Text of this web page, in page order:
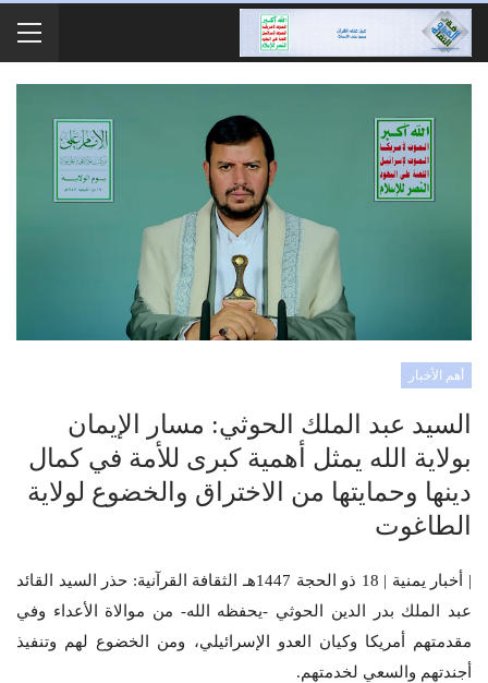
أهم الأخبار
السيد عبد الملك الحوثي: مسار الإيمان
بولاية الله يمثل أهمية كبرى للأمة في كمال
دينها وحمايتها من الاختراق والخضوع لولاية
الطاغوت
| أخبار يمنية | 18 ذو الحجة 1447هـ الثقافة القرآنية: حذر السيد القائد
عبد الملك بدر الدين الحوثي -يحفظه الله- من موالاة الأعداء وفي
مقدمتهم أمريكا وكيان العدو الإسرائيلي، ومن الخضوع لهم وتنفيذ
أجندتهم والسعي لخدمتهم.